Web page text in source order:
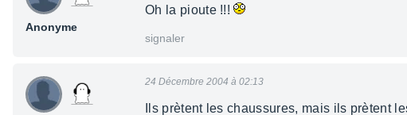
Anonyme
Oh la pioute !!!
signaler
24 Décembre 2004 à 02:13
Ils prètent les chaussures, mais ils prètent